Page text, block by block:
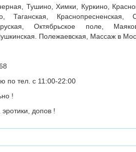
Тушино, Химки, Куркино,
Таганская, Краснопресненская,
Октябрьское поле,
Полежаевская, Массаж в
по тел. с 11:00-22:00
!
допов !